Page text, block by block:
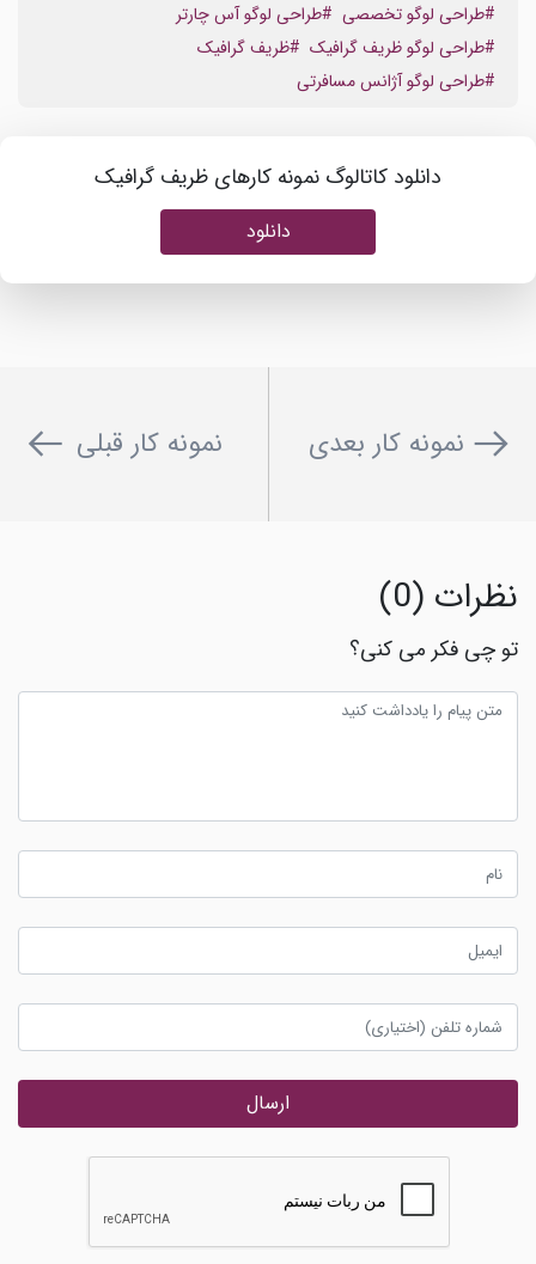
#طراحی لوگو تخصصی #طراحی لوگو آس چارتر
#طراحی لوگو ظریف گرافیک #ظریف گرافیک
#طراحی لوگو آژانس مسافرتی
دانلود کاتالوگ نمونه کارهای ظریف گرافیک
دانلود
نمونه کار بعدی نمونه کار قبلی
نظرات (0)
تو چی فکر می کنی؟
ارسال